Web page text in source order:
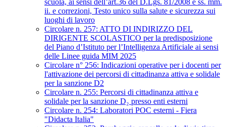
scuola, ai sensi dell’art.36 del D.Lgs. 81/2008 e ss. mm.
ii. e correzioni, Testo unico sulla salute e sicurezza sui
luoghi di lavoro
Circolare n. 257: ATTO DI INDIRIZZO DEL
DIRIGENTE SCOLASTICO per la predisposizione
del Piano d’Istituto per l’Intelligenza Artificiale ai sensi
delle Linee guida MIM 2025
Circolare n° 256: Indicazioni operative per i docenti per
l'attivazione dei percorsi di cittadinanza attiva e solidale
per la sanzione D2
Circolare n. 255: Percorsi di cittadinanza attiva e
solidale per la sanzione D₂ presso enti esterni
Circolare n. 254: Laboratori POC esterni - Fiera
"Didacta Italia"